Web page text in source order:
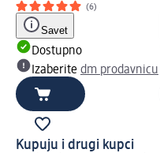
(6)
Savet
Dostupno
Izaberite dm prodavnicu
Kupuju i drugi kupci